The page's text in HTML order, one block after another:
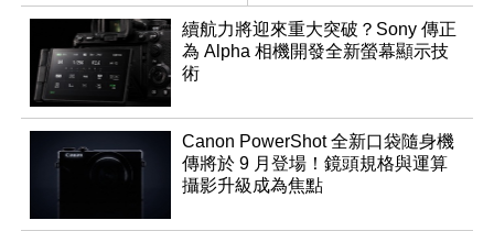
續航力將迎來重大突破？Sony 傳正
為 Alpha 相機開發全新螢幕顯示技
術
Canon PowerShot 全新口袋隨身機
傳將於 9 月登場！鏡頭規格與運算
攝影升級成為焦點